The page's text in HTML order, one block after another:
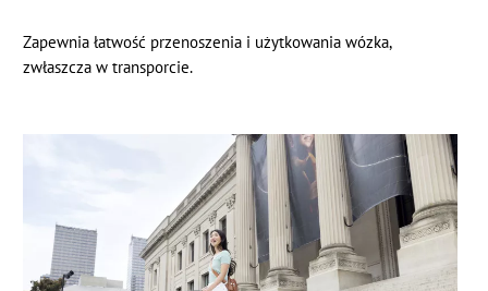
Zapewnia łatwość przenoszenia i użytkowania wózka,
zwłaszcza w transporcie.